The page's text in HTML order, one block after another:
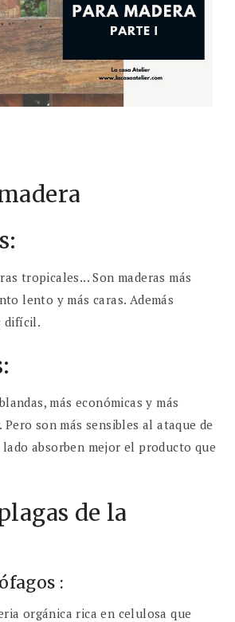
tropicales... Son maderas más
lento y más caras. Además
difícil.
más económicas y más
son más sensibles al ataque de
absorben mejor el producto que
de la
:
orgánica rica en celulosa que